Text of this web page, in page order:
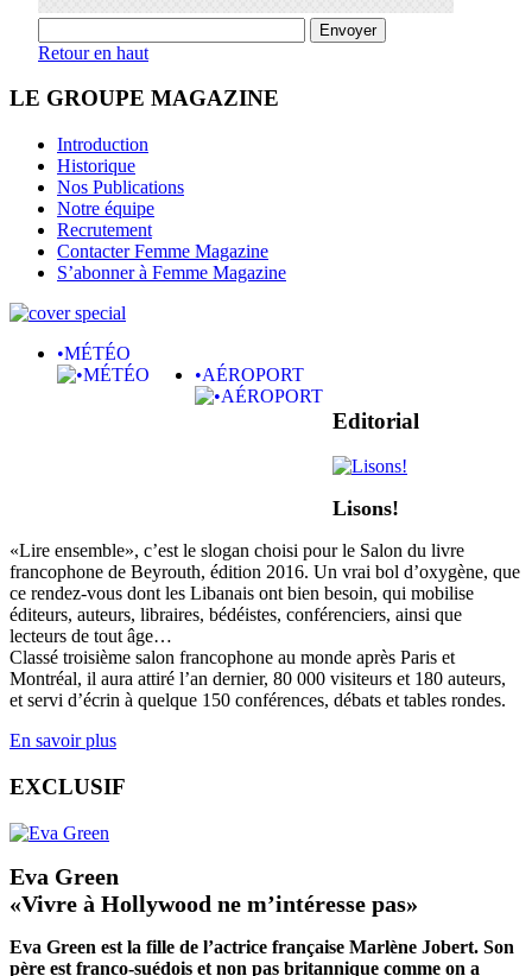
Retour en haut
LE GROUPE MAGAZINE
Introduction
Historique
Nos Publications
Notre équipe
Recrutement
Contacter Femme Magazine
S’abonner à Femme Magazine
•MÉTÉO
•AÉROPORT
Editorial
Lisons!
«Lire ensemble», c’est le slogan choisi pour le Salon du livre
francophone de Beyrouth, édition 2016. Un vrai bol d’oxygène, que
ce rendez-vous dont les Libanais ont bien besoin, qui mobilise
éditeurs, auteurs, libraires, bédéistes, conférenciers, ainsi que
lecteurs de tout âge…
Classé troisième salon francophone au monde après Paris et
Montréal, il aura attiré l’an dernier, 80 000 visiteurs et 180 auteurs,
et servi d’écrin à quelque 150 conférences, débats et tables rondes.
En savoir plus
EXCLUSIF
Eva Green
«Vivre à Hollywood ne m’intéresse pas»
Eva Green est la fille de l’actrice française Marlène Jobert. Son
père est franco-suédois et non pas britannique comme on a